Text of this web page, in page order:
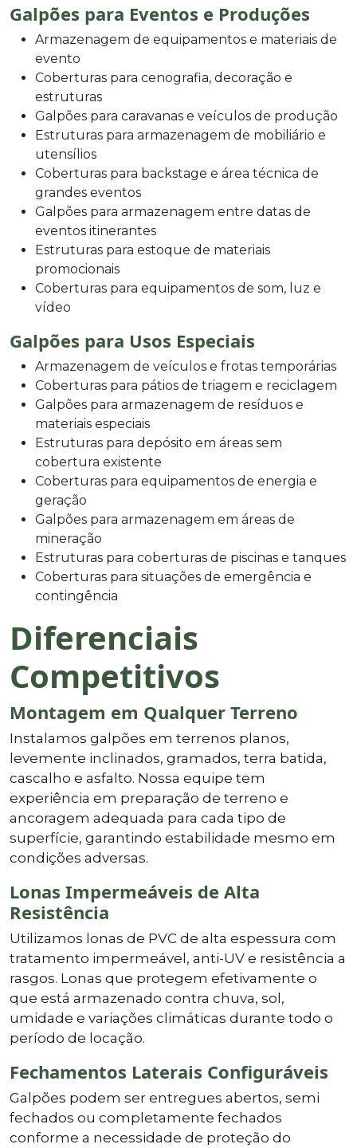
Galpões para Eventos e Produções
Armazenagem de equipamentos e materiais de
evento
Coberturas para cenografia, decoração e
estruturas
Galpões para caravanas e veículos de produção
Estruturas para armazenagem de mobiliário e
utensílios
Coberturas para backstage e área técnica de
grandes eventos
Galpões para armazenagem entre datas de
eventos itinerantes
Estruturas para estoque de materiais
promocionais
Coberturas para equipamentos de som, luz e
vídeo
Galpões para Usos Especiais
Armazenagem de veículos e frotas temporárias
Coberturas para pátios de triagem e reciclagem
Galpões para armazenagem de resíduos e
materiais especiais
Estruturas para depósito em áreas sem
cobertura existente
Coberturas para equipamentos de energia e
geração
Galpões para armazenagem em áreas de
mineração
Estruturas para coberturas de piscinas e tanques
Coberturas para situações de emergência e
contingência
Diferenciais
Competitivos
Montagem em Qualquer Terreno
Instalamos galpões em terrenos planos,
levemente inclinados, gramados, terra batida,
cascalho e asfalto. Nossa equipe tem
experiência em preparação de terreno e
ancoragem adequada para cada tipo de
superfície, garantindo estabilidade mesmo em
condições adversas.
Lonas Impermeáveis de Alta
Resistência
Utilizamos lonas de PVC de alta espessura com
tratamento impermeável, anti-UV e resistência a
rasgos. Lonas que protegem efetivamente o
que está armazenado contra chuva, sol,
umidade e variações climáticas durante todo o
período de locação.
Fechamentos Laterais Configuráveis
Galpões podem ser entregues abertos, semi
fechados ou completamente fechados
conforme a necessidade de proteção do